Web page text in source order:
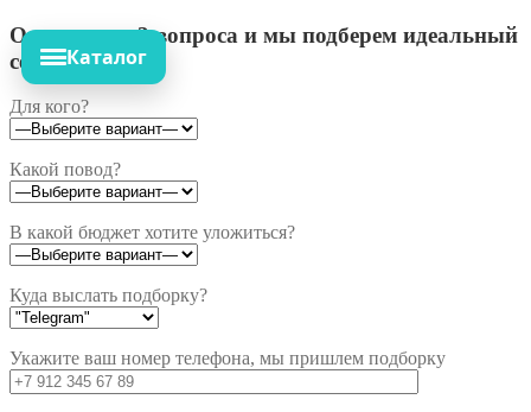
Ответьте на 3 вопроса и мы подберем идеальный
сет!
Для кого?
Какой повод?
В какой бюджет хотите уложиться?
Куда выслать подборку?
Укажите ваш номер телефона, мы пришлем подборку
Каталог